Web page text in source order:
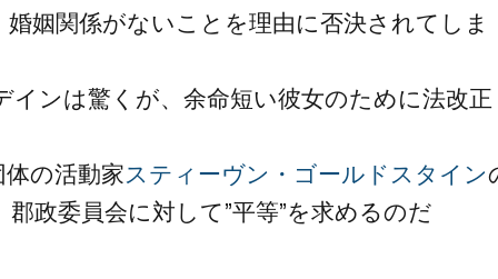
姻関係がないことを理由に否決されてしま
ンは驚くが、余命短い彼女のために法改正
の活動家スティーヴン・ゴールドスタイン
政委員会に対して”平等”を求めるのだ